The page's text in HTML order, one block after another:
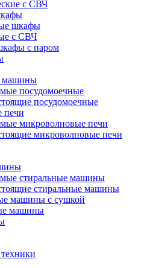
с СВЧ
шкафы
с СВЧ
с паром
машины
посудомоечные
посудомоечные
печи
микроволновые печи
микроволновые печи
стиральные машины
стиральные машины
машины с сушкой
машины